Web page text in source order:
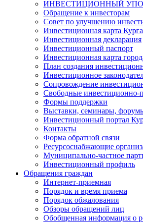
ИНВЕСТИЦИОННЫЙ
Обращение к инвесторам
Совет по улучшению
Инвестиционная карта
Инвестиционная декларация
Инвестиционный паспорт
Инвестиционная карта
План создания
Инвестиционное
Сопровождение
Свободные инвестиционно-
Формы поддержки
Выставки, семинары,
Инвестиционный портал
Контакты
Форма обратной связи
Ресурсоснабжающие
Муниципально-частное
Инвестиционный профиль
Обращения граждан
Интернет-приемная
Порядок и время приема
Порядок обжалования
Обзоры обращений лиц
Обобщенная информация о